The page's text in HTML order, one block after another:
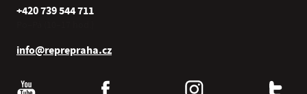
+420 739 544 711
info@reprepraha.cz